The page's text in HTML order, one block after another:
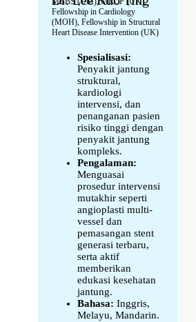
Fellowship in Cardiology
(MOH), Fellowship in Structural
Heart Disease Intervention (UK)
Spesialisasi:
Penyakit jantung
struktural,
kardiologi
intervensi, dan
penanganan pasien
risiko tinggi dengan
penyakit jantung
kompleks.
Pengalaman:
Menguasai
prosedur intervensi
mutakhir seperti
angioplasti multi-
vessel dan
pemasangan stent
generasi terbaru,
serta aktif
memberikan
edukasi kesehatan
jantung.
Bahasa: Inggris,
Melayu, Mandarin.